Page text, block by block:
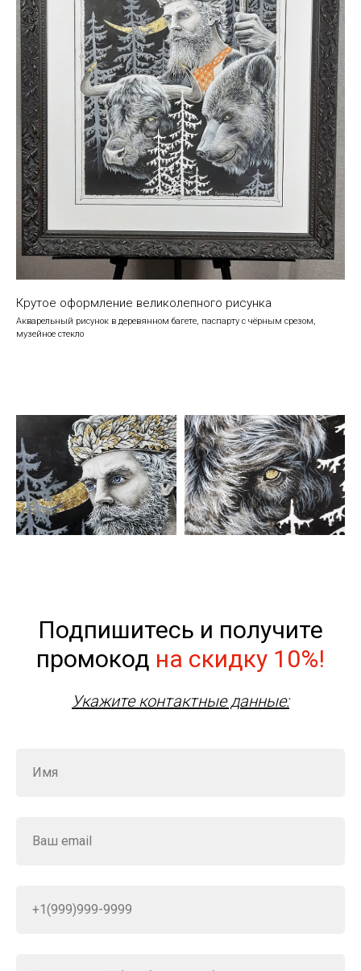
Крутое оформление великолепного рисунка
Акварельный рисунок в деревянном багете, паспарту с чёрным срезом,
музейное стекло
Подпишитесь и получите
промокод на скидку 10%!
Укажите контактные данные: